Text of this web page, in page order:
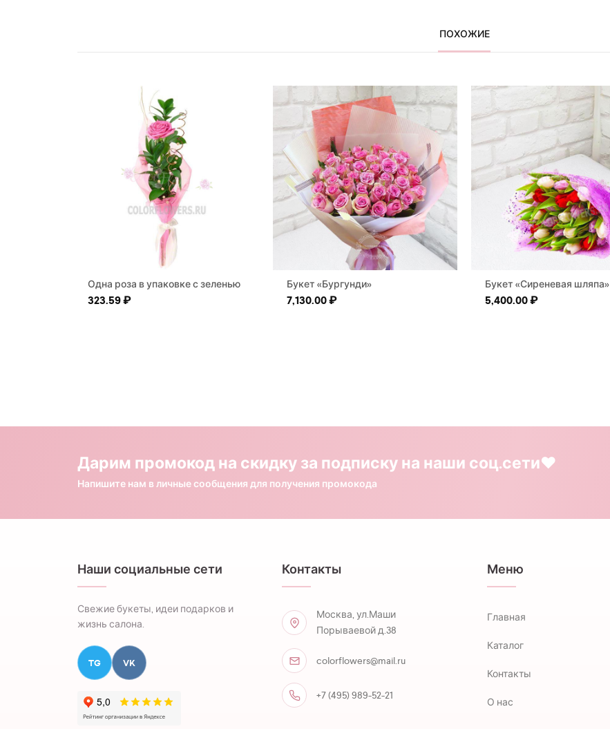
ПОХОЖИЕ
Одна роза в упаковке с зеленью
323.59₽
Букет «Бургунди»
7,130.00₽
Букет «Сиреневая шляпа»
5,400.00₽
Дарим промокод на скидку за подписку на наши соц.сети❤️
Напишите нам в личные сообщения для получения промокода
Наши социальные сети
Свежие букеты, идеи подарков и
жизнь салона.
TG VK
Контакты
Москва, ул.Маши
Порываевой д.38
colorflowers@mail.ru
+7 (495) 989-52-21
Меню
Главная
Каталог
Контакты
О нас